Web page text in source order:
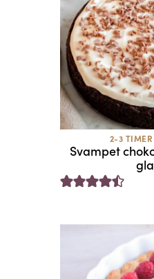
2-3 TIMER
Svampet